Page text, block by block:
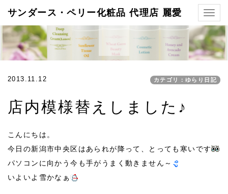
サンダース・ペリー化粧品 代理店 麗愛
2013.11.12 カテゴリ：ゆらり日記
店内模様替えしました♪
こんにちは。
今日の新潟市中央区はあられが降って、とっても寒いです
パソコンに向かう今も手がうまく動きません～
いよいよ雪かなぁ